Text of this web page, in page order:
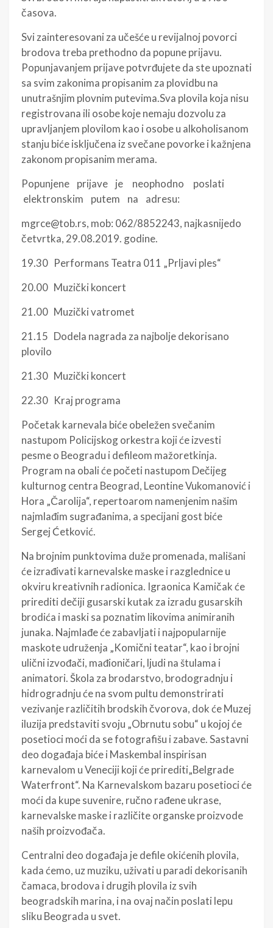
časova.
Svi zainteresovani za učešće u revijalnoj povorci
brodova treba prethodno da popune prijavu.
Popunjavanjem prijave potvrđujete da ste upoznati
sa svim zakonima propisanim za plovidbu na
unutrašnjim plovnim putevima.Sva plovila koja nisu
registrovana ili osobe koje nemaju dozvolu za
upravljanjem plovilom kao i osobe u alkoholisanom
stanju biće isključena iz svečane povorke i kažnjena
zakonom propisanim merama.
Popunjene prijave je neophodno poslati
elektronskim putem na adresu:
mgrce@tob.rs, mob: 062/8852243, najkasnijedo
četvrtka, 29.08.2019. godine.
19.30 Performans Teatra 011 „Prljavi ples“
20.00 Muzički koncert
21.00 Muzički vatromet
21.15 Dodela nagrada za najbolje dekorisano
plovilo
21.30 Muzički koncert
22.30 Kraj programa
Početak karnevala biće obeležen svečanim
nastupom Policijskog orkestra koji će izvesti
pesme o Beogradu i defileom mažoretkinja.
Program na obali će početi nastupom Dečijeg
kulturnog centra Beograd, Leontine Vukomanović i
Hora „Čarolija“, repertoarom namenjenim našim
najmlađim sugrađanima, a specijani gost biće
Sergej Ćetković.
Na brojnim punktovima duže promenada, mališani
će izrađivati karnevalske maske i razglednice u
okviru kreativnih radionica. Igraonica Kamičak će
prirediti dečiji gusarski kutak za izradu gusarskih
brodića i maski sa poznatim likovima animiranih
junaka. Najmlađe će zabavljati i najpopularnije
maskote udruženja „Komični teatar“, kao i brojni
ulični izvođači, mađioničari, ljudi na štulama i
animatori. Škola za brodarstvo, brodogradnju i
hidrogradnju će na svom pultu demonstrirati
vezivanje različitih brodskih čvorova, dok će Muzej
iluzija predstaviti svoju „Obrnutu sobu“ u kojoj će
posetioci moći da se fotografišu i zabave. Sastavni
deo događaja biće i Maskembal inspirisan
karnevalom u Veneciji koji će prirediti„Belgrade
Waterfront“. Na Karnevalskom bazaru posetioci će
moći da kupe suvenire, ručno rađene ukrase,
karnevalske maske i različite organske proizvode
naših proizvođača.
Centralni deo događaja je defile okićenih plovila,
kada ćemo, uz muziku, uživati u paradi dekorisanih
čamaca, brodova i drugih plovila iz svih
beogradskih marina, i na ovaj način poslati lepu
sliku Beograda u svet.